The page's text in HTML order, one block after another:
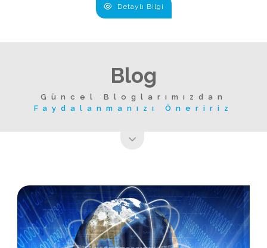
Detaylı Bilgi
Blog
Güncel Bloglarımızdan
Faydalanmanızı Öneririz